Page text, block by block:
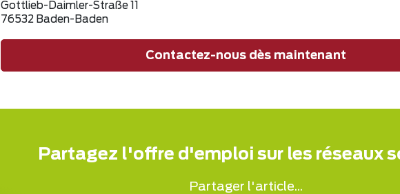
Gottlieb-Daimler-Straße 11
76532 Baden-Baden
Contactez-nous dès maintenant
Partagez l'offre d'emploi sur les réseaux
Partager l'article...